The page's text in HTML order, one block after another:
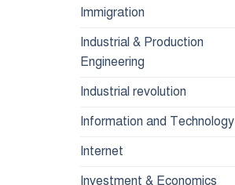
Immigration
Industrial & Production
Engineering
Industrial revolution
Information and Technology
Internet
Investment & Economics